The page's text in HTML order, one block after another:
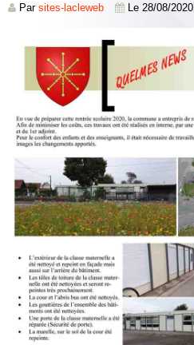
Agenda
CCPL
Urbanisme
Albums
Vidéos
Contact
Plan vigipirate
Par sites-lacleweb Le 28/08/2020